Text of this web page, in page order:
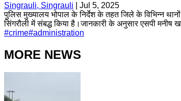
Singrauli, Singrauli
Jul 5, 2025
पुलिस मुख्यालय भोपाल के निर्देश के तहत जिले के विभिन्न
सिंगरौली में संबद्ध किया है।जानकारी के अनुसार एसपी मनीष
#crime#administration
MORE NEWS